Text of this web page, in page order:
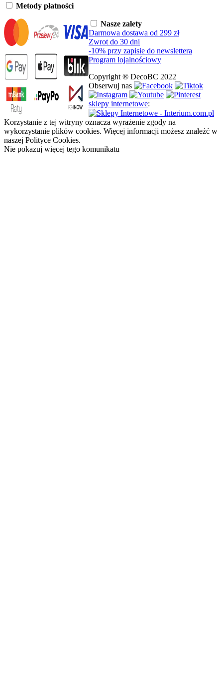
Metody płatności
Nasze zalety
Darmowa dostawa od 299 zł
Zwrot do 30 dni
-10% przy zapisie do newslettera
Program lojalnościowy
Copyright ® DecoBC 2022
Obserwuj nas
sklepy internetowe:
Korzystanie z tej witryny oznacza wyrażenie zgody na
wykorzystanie plików cookies. Więcej informacji możesz znaleźć w
naszej Polityce Cookies.
Nie pokazuj więcej tego komunikatu